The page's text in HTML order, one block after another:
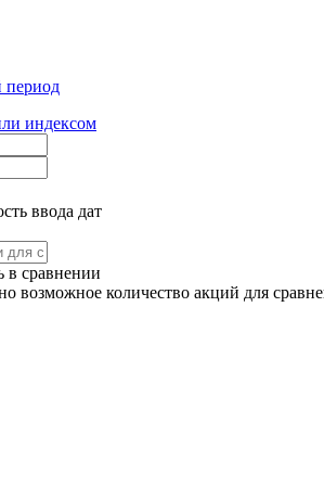
период
индексом
ввода дат
в сравнении
возможное количество акций для